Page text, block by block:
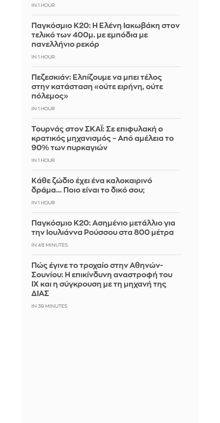
IN 1 HOUR
Παγκόσμιο Κ20: Η Ελένη Ιακωβάκη στον
τελικό των 400μ. με εμπόδια με
πανελλήνιο ρεκόρ
IN 1 HOUR
Πεζεσκιάν: Ελπίζουμε να μπει τέλος
στην κατάσταση «ούτε ειρήνη, ούτε
πόλεμος»
IN 1 HOUR
Τουρνάς στον ΣΚΑΪ: Σε επιφυλακή ο
κρατικός μηχανισμός – Από αμέλεια το
90% των πυρκαγιών
IN 1 HOUR
Κάθε ζώδιο έχει ένα καλοκαιρινό
δράμα... Ποιο είναι το δικό σου;
IN 1 HOUR
Παγκόσμιο Κ20: Ασημένιο μετάλλιο για
την Ιουλιάννα Ρούσσου στα 800 μέτρα
IN 48 MINUTES
Πώς έγινε το τροχαίο στην Αθηνών-
Σουνίου: Η επικίνδυνη αναστροφή του
ΙΧ και η σύγκρουση με τη μηχανή της
ΔΙΑΣ
IN 39 MINUTES